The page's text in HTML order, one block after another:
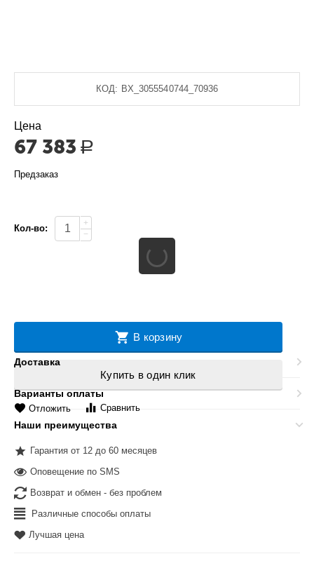
КОД: BX_3055540744_70936
Цена
67 383 Р
Предзаказ
Кол-во:
+
−
В корзину
Купить в один клик
Отложить Сравнить
Доставка
Варианты оплаты
Наши преимущества
Гарантия от 12 до 60 месяцев
Оповещение по SMS
Возврат и обмен - без проблем
Различные способы оплаты
Лучшая цена